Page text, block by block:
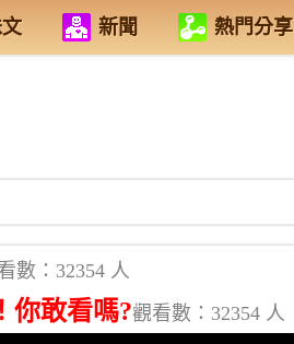
新聞 熱門分享
數：32354 人
你敢看嗎?觀看數：32354 人